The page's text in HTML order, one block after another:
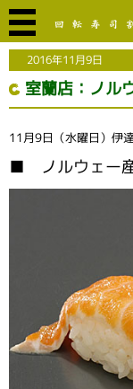
2016年11月9日
室蘭店：ノ
11月9日（水曜日）伊
■ ノルウェー